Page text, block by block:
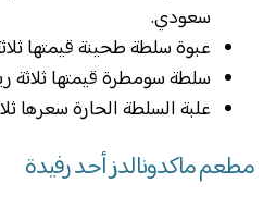
سعودي.
عبوة سلطة طحينة قيمتها
سلطة سومطرة قيمتها ثلاثة
علبة السلطة الحارة سعرها
مطعم ماكدونالدز أحد رفيدة